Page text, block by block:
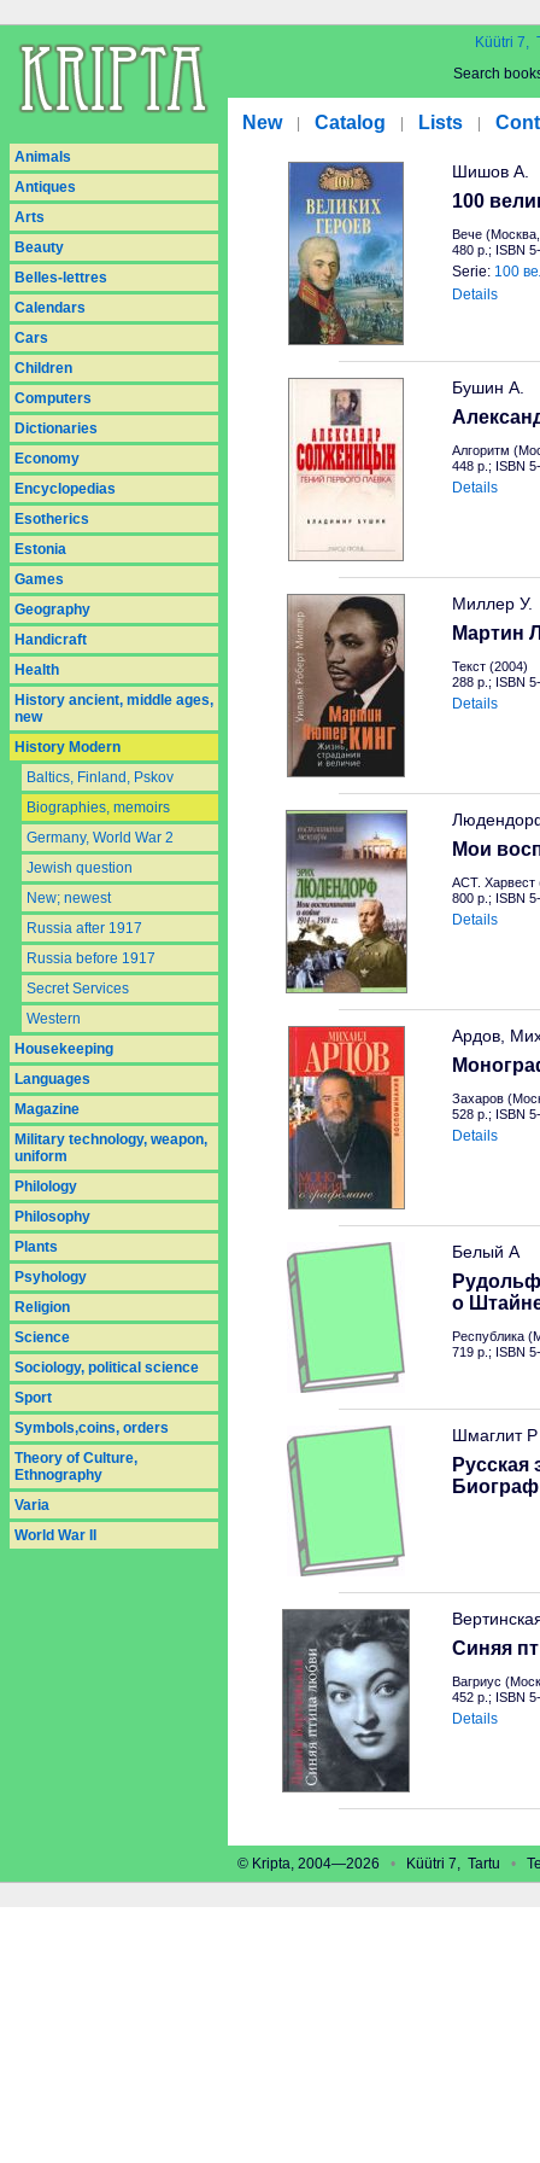
Küütri 7,
Search
New Catalog Lists
Animals
Antiques
Arts
Beauty
Belles-lettres
Calendars
Cars
Children
Computers
Dictionaries
Economy
Encyclopedias
Esotherics
Estonia
Games
Geography
Handicraft
Health
History ancient, middle ages,
new
History Modern
Baltics, Finland, Pskov
Biographies, memoirs
Germany, World War 2
Jewish question
New; newest
Russia after 1917
Russia before 1917
Secret Services
Western
Housekeeping
Languages
Magazine
Military technology, weapon,
uniform
Philology
Philosophy
Plants
Psyhology
Religion
Science
Sociology, political science
Sport
Symbols,coins, orders
Theory of Culture,
Ethnography
Varia
World War II
Шишов А.
100
Вече
480 p.; ISBN
Serie: 100
Details
Бушин А.
Алгоритм
448 p.; ISBN
Details
Миллер У.
Мартин
Текст (2004)
288 p.; ISBN
Details
Мои
АСТ. Харвест
800 p.; ISBN
Details
Ардов,
Захаров
528 p.; ISBN
Details
Белый А
о
Республика
719 p.; ISBN
Шмаглит Р
Русская
Синяя
Вагриус
452 p.; ISBN
Details
© Kripta, 2004—2026 • Küütri 7, Tartu •